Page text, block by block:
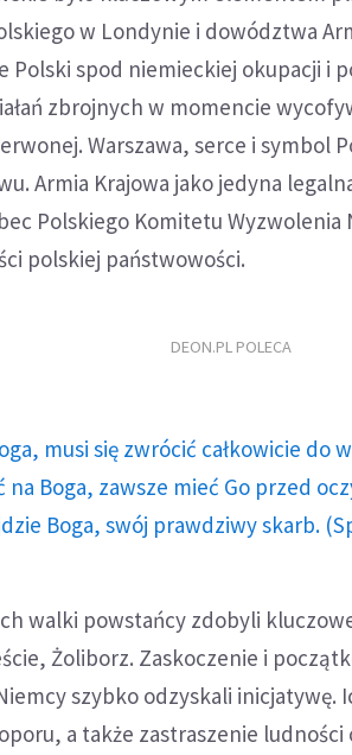
w Londynie i dowództwa
Polski spod niemieckiej okupacji i
zbrojnych w momencie
Warszawa, serce i symbol
Armia Krajowa jako jedyna
Polskiego Komitetu
polskiej państwowości.
DEON.PL POLECA
musi się zwrócić całkowicie do
Boga, zawsze mieć Go przed
Boga, swój prawdziwy skarb.
walki powstańcy zdobyli
Żoliborz. Zaskoczenie i
szybko odzyskali inicjatywę.
a także zastraszenie